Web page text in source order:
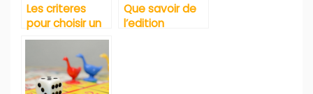
Les criteres
pour choisir un
bon fauteuil
Que savoir de
l’edition